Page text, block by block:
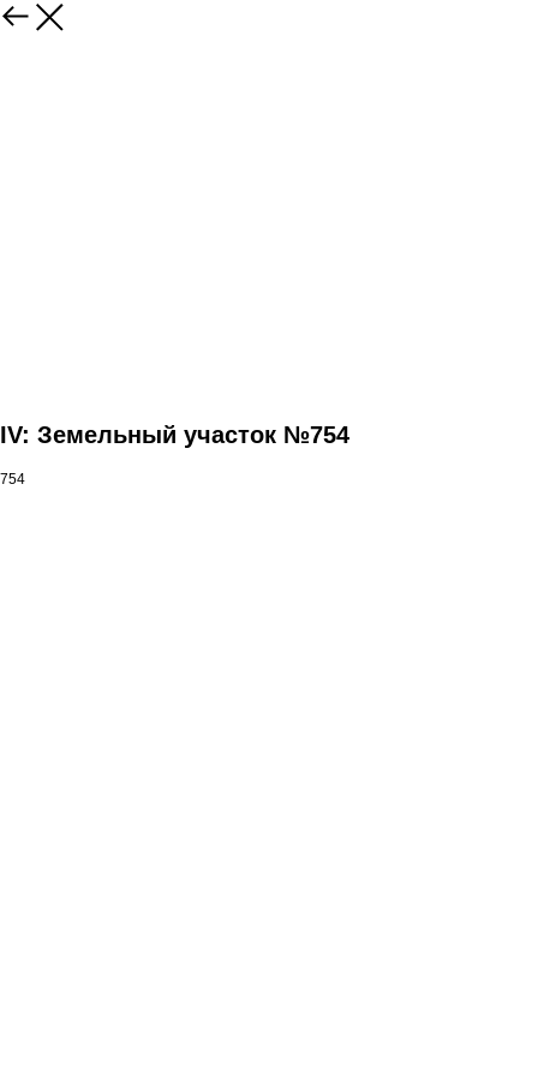
IV: Земельный участок №754
754